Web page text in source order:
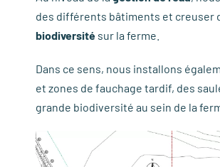
des différents bâtiments et creuser
biodiversitésur la ferme.
Dans ce sens, nous installons
et zones de fauchage tardif, des
grande biodiversité au sein de la